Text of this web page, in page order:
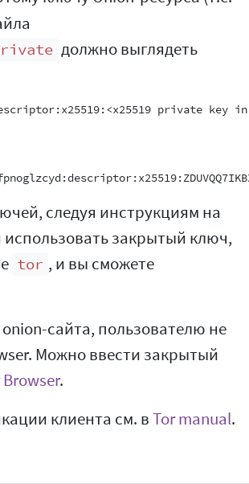
должно выглядеть
следуя инструкциям на
закрытый ключ,
tor , и вы сможете
сайта, пользователю не
Можно ввести закрытый
Browser.
клиента см. вTor manual.